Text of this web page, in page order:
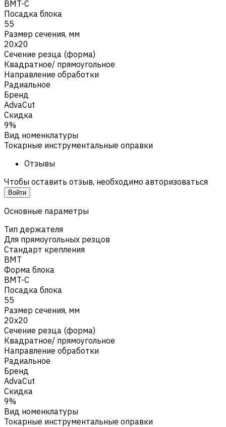
BMT-C
Посадка блока
55
Размер сечения, мм
20х20
Сечение резца (форма)
Квадратное/ прямоугольное
Направление обработки
Радиальное
Бренд
AdvaCut
Скидка
9%
Вид номенклатуры
Токарные инструментальные оправки
Отзывы
Чтобы оставить отзыв, необходимо авторизоваться
Войти
Основные параметры
Тип держателя
Для прямоугольных резцов
Стандарт крепления
BMT
Форма блока
BMT-C
Посадка блока
55
Размер сечения, мм
20х20
Сечение резца (форма)
Квадратное/ прямоугольное
Направление обработки
Радиальное
Бренд
AdvaCut
Скидка
9%
Вид номенклатуры
Токарные инструментальные оправки